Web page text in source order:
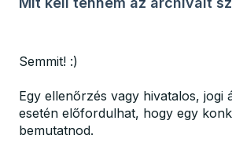
Semmit! :)
Egy ellenőrzés vagy hivatalos, jogi
esetén előfordulhat, hogy egy
bemutatnod.